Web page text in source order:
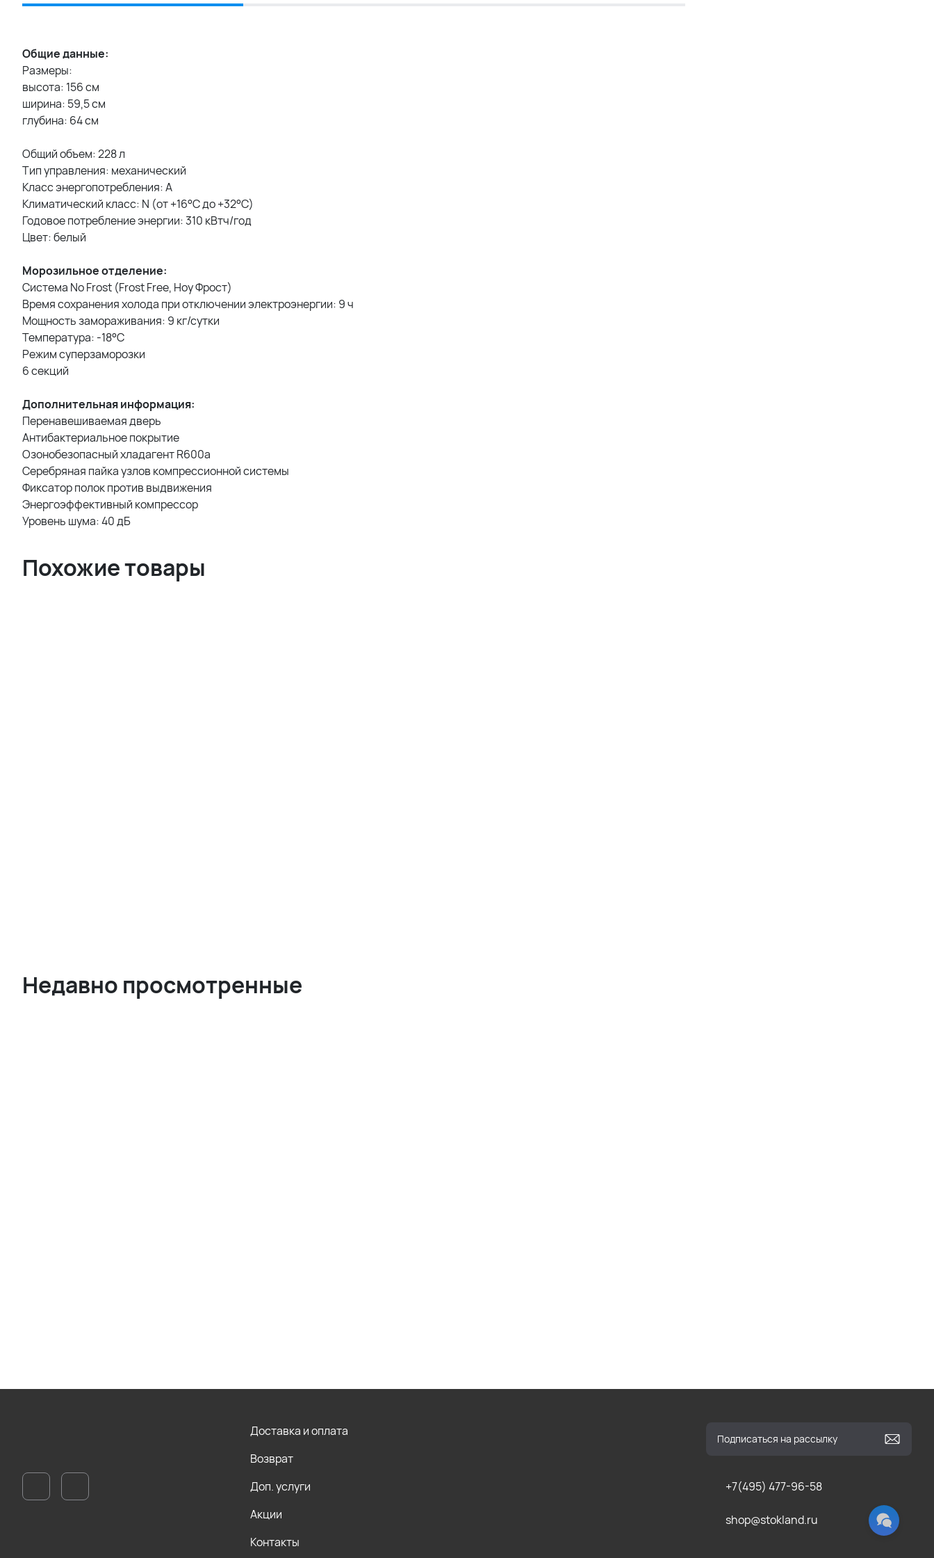
Общие данные:
Размеры:
высота: 156 см
ширина: 59,5 см
глубина: 64 см
Общий объем: 228 л
Тип управления: механический
Класс энергопотребления: A
Климатический класс: N (от +16°С до +32°С)
Годовое потребление энергии: 310 кВтч/год
Цвет: белый
Морозильное отделение:
Система No Frost (Frost Free, Ноу Фрост)
Время сохранения холода при отключении электроэнергии: 9 ч
Мощность замораживания: 9 кг/сутки
Температура: -18°С
Режим суперзаморозки
6 секций
Дополнительная информация:
Перенавешиваемая дверь
Антибактериальное покрытие
Озонобезопасный хладагент R600a
Серебряная пайка узлов компрессионной системы
Фиксатор полок против выдвижения
Энергоэффективный компрессор
Уровень шума: 40 дБ
Похожие товары
Недавно просмотренные
+7(495) 477-96-58
shop@stokland.ru
Доставка и оплата
Возврат
Доп. услуги
Акции
Контакты